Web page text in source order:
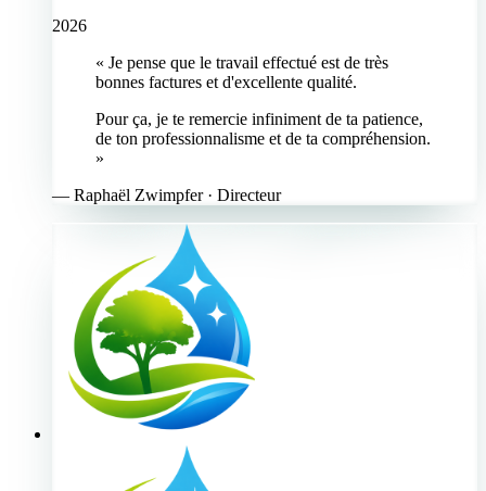
2026
« Je pense que le travail effectué est de très
bonnes factures et d'excellente qualité.
Pour ça, je te remercie infiniment de ta patience,
de ton professionnalisme et de ta compréhension.
»
— Raphaël Zwimpfer · Directeur